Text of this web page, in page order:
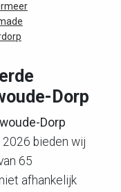
Dorp
Dorp
bieden wij
65
afhankelijk